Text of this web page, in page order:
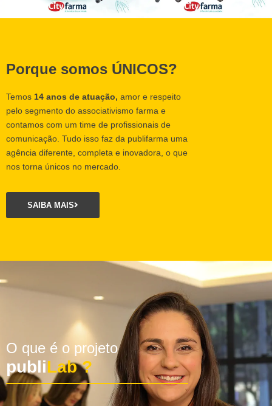
Porque somos ÚNICOS?
Temos 14 anos de atuação, amor e respeito
pelo segmento do associativismo farma e
contamos com um time de profissionais de
comunicação. Tudo isso faz da publifarma uma
agência diferente, completa e inovadora, o que
nos torna únicos no mercado.
SAIBA MAIS
O que é o projeto
publiLab ?